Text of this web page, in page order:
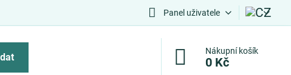
Panel uživatele
Nákupní košík
0 Kč